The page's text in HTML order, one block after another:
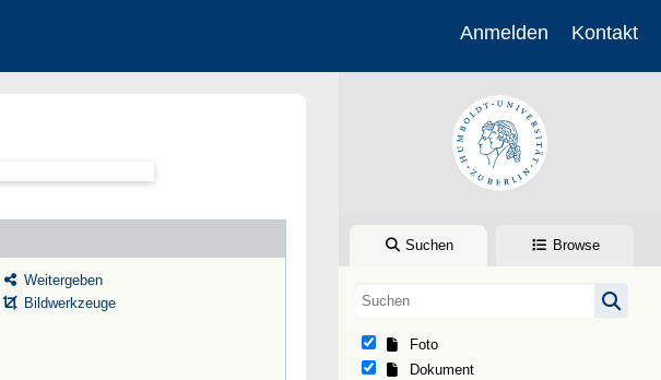
Anmelden Kontakt
Suchen Browse
Foto
Dokument
Weitergeben
Bildwerkzeuge